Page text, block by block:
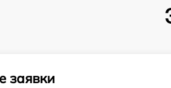
заявки